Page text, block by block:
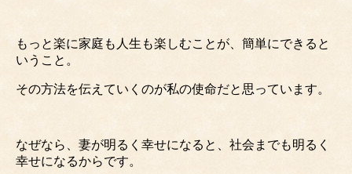
もっと楽に家庭も人生も楽しむことが、簡単にできると
いうこと。
その方法を伝えていくのが私の使命だと思っています。
なぜなら、妻が明るく幸せになると、社会までも明るく
幸せになるからです。